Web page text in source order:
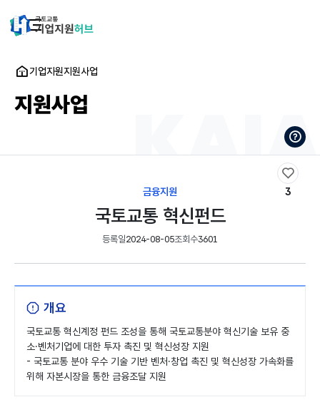
기업지원지원사업
지원사업
금융지원
국토교통 혁신펀드
등록일2024-08-05조회수3601
3
개요
국토교통 혁신계정 펀드 조성을 통해 국토교통분야 혁신기술 보유 중
소·벤처기업에 대한 투자 촉진 및 혁신성장 지원
- 국토교통 분야 우수 기술 기반 벤처·창업 촉진 및 혁신성장 가속화를
위해 자본시장을 통한 금융조달 지원